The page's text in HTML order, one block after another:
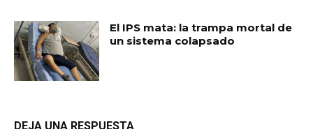
El IPS mata: la trampa mortal de
un sistema colapsado
DEJA UNA RESPUESTA